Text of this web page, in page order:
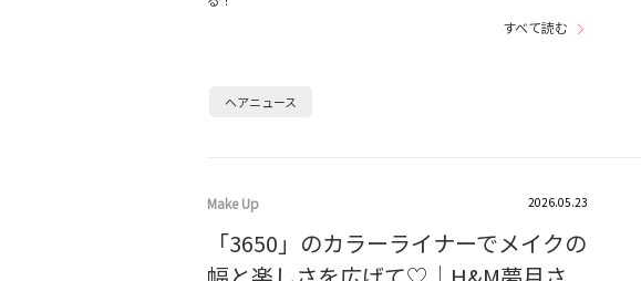
すべて読む
ヘアニュース
Make Up 2026.05.23
「3650」のカラーライナーでメイクの